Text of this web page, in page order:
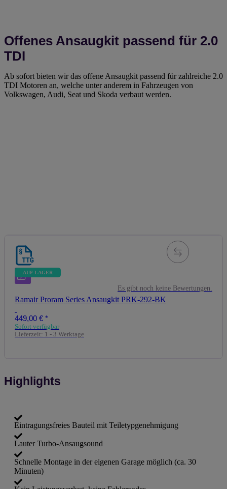
Offenes Ansaugkit passend für 2.0
TDI
Ab sofort bieten wir das offene Ansaugkit passend für zahlreiche 2.0
TDI Motoren an, welche unter anderem in Fahrzeugen von
Volkswagen, Audi, Seat und Skoda verbaut werden.
AUF LAGER
Es gibt noch keine Bewertungen.
Ramair Proram Series Ansaugkit PRK-292-BK
449,00 € *
Sofort verfügbar
Lieferzeit: 1 - 3 Werktage
Highlights
Eintragungsfreies Bauteil mit Teiletypgenehmigung
Lauter Turbo-Ansaugsound
Schnelle Montage in der eigenen Garage möglich (ca. 30
Minuten)